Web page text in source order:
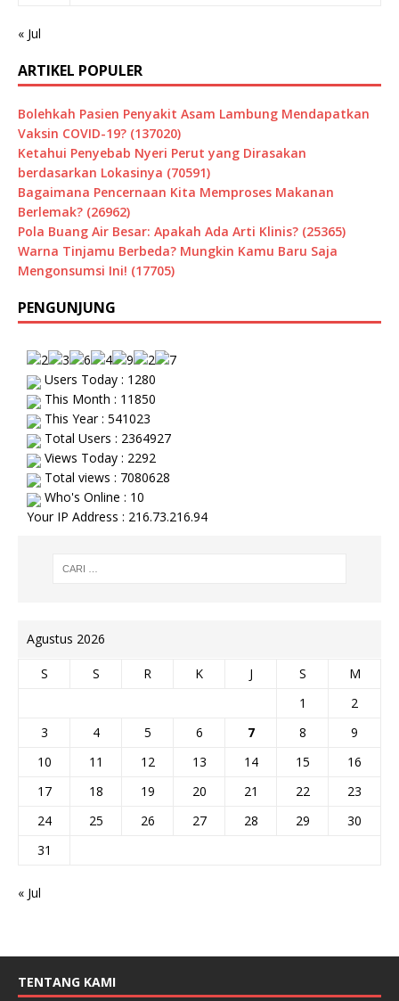
« Jul
ARTIKEL POPULER
Bolehkah Pasien Penyakit Asam Lambung Mendapatkan
Vaksin COVID-19? (137020)
Ketahui Penyebab Nyeri Perut yang Dirasakan
berdasarkan Lokasinya (70591)
Bagaimana Pencernaan Kita Memproses Makanan
Berlemak? (26962)
Pola Buang Air Besar: Apakah Ada Arti Klinis? (25365)
Warna Tinjamu Berbeda? Mungkin Kamu Baru Saja
Mengonsumsi Ini! (17705)
PENGUNJUNG
Users Today : 1280
This Month : 11850
This Year : 541023
Total Users : 2364927
Views Today : 2292
Total views : 7080628
Who's Online : 10
Your IP Address : 216.73.216.94
Agustus 2026
S S R K J S
M
1
2
3
4 5 6 7 8
9
10
11 12 13 14 15
16
17
18 19 20 21 22
23
24
25 26 27 28 29
30
31
« Jul
TENTANG KAMI